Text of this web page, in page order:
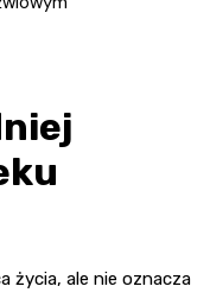
życia, ale nie oznacza